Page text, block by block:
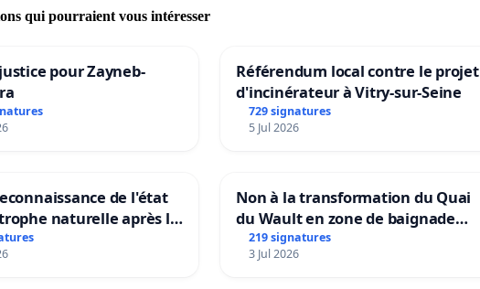
qui pourraient vous intéresser
pour Zayneb-
Référendum local contre le projet
d'incinérateur à Vitry-sur-Seine
729 signatures
5 Jul 2026
de l'état
naturelle après la
15 juillet 2026 à Aubenas
Non à la transformation du Quai
du Wault en zone de baignade
urbaine
219 signatures
3 Jul 2026